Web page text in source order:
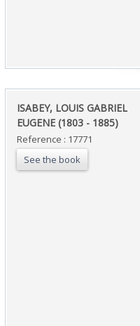
‎ISABEY, LOUIS GABRIEL
EUGENE (1803 - 1885)‎
Reference : 17771
See the book